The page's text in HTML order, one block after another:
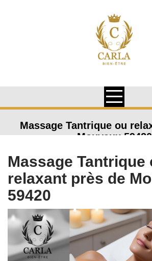
Massage Tantrique ou
Mouvaux 59420
Massage Tantrique
relaxant près de
59420